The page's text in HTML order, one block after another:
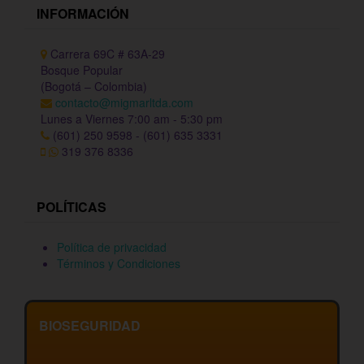
INFORMACIÓN
Carrera 69C # 63A-29
Bosque Popular
(Bogotá – Colombia)
contacto@migmarltda.com
Lunes a Viernes 7:00 am - 5:30 pm
(601) 250 9598 - (601) 635 3331
319 376 8336
POLÍTICAS
Política de privacidad
Términos y Condiciones
BIOSEGURIDAD